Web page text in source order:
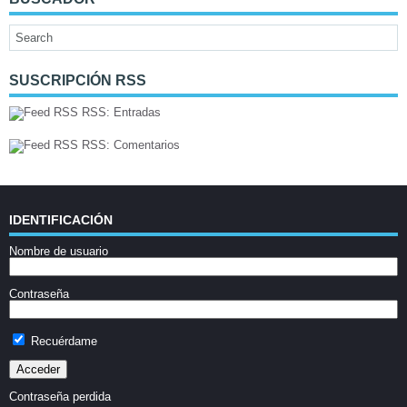
SUSCRIPCIÓN RSS
RSS: Entradas
RSS: Comentarios
IDENTIFICACIÓN
Nombre de usuario
Contraseña
Recuérdame
Contraseña perdida